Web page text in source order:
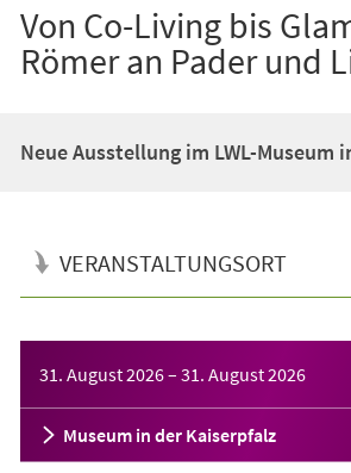
Von Co-Living bis
Römer an Pader und
Neue Ausstellung im LWL-Museum
VERANSTALTUNGSORT
31. August 2026– 31. August 2026
Museum in der Kaiserpfalz